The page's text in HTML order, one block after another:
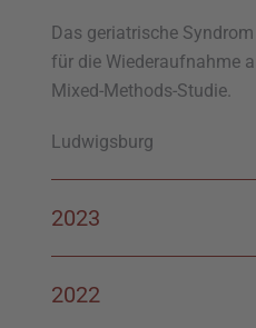
Das geriatrische
für die Wiederaufnahme
Mixed-Methods-Studie.
Ludwigsburg
2023
2022